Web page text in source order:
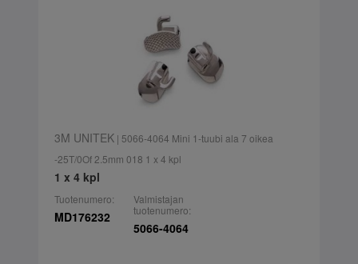
3M UNITEK| 5066-4064 Mini 1-tuubi ala 7 oikea
-25T/0Of 2.5mm 018 1 x 4 kpl
1 x 4 kpl
Tuotenumero:
MD176232
Valmistajan
tuotenumero:
5066-4064